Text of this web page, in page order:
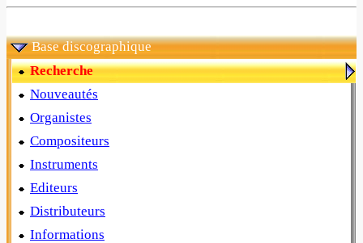
Base discographique
Recherche
Nouveautés
Organistes
Compositeurs
Instruments
Editeurs
Distributeurs
Informations